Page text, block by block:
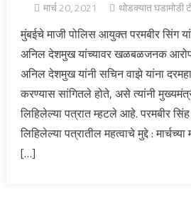
मार्च 20, 2021 थोडक्यात घडामोडी
मुंबईचे माजी पोलिस आयुक्त परमबीर सिंग
अनिल देशमुख यांच्यावर खळबळजनक
अनिल देशमुख यांनी सचिन वाझे यांना
करण्यास सांगितले होते, असे त्यांनी
लिहिलेल्या पत्रात म्हटले आहे. परमबीर सिंह
लिहिलेल्या पत्रातील महत्वाचे मुद्दे : मार्चच्या
[…]